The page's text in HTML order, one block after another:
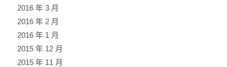
2016 年 3 月
2016 年 2 月
2016 年 1 月
2015 年 12 月
2015 年 11 月